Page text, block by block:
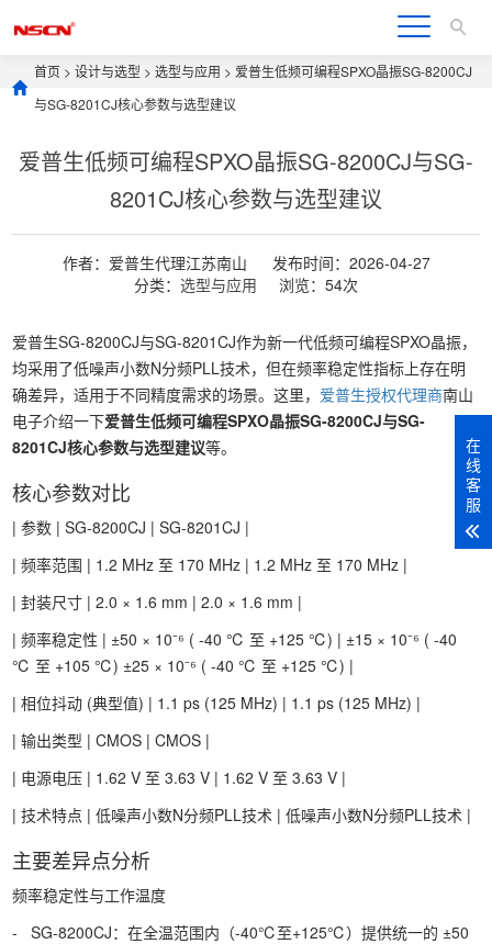
首页 >设计与选型 >选型与应用 > 爱普生低频可编程SPXO晶振SG-8200CJ
与SG-8201CJ核心参数与选型建议
爱普生低频可编程SPXO晶振SG-8200CJ与SG-
8201CJ核心参数与选型建议
作者：爱普生代理江苏南山
发布时间：2026-04-27
分类： 选型与应用 浏览：54次
爱普生SG-8200CJ与SG-8201CJ作为新一代低频可编程SPXO晶振，
均采用了低噪声小数N分频PLL技术，但在频率稳定性指标上存在明
确差异，适用于不同精度需求的场景。这里， 爱普生授权代理商南山
电子介绍一下爱普生低频可编程SPXO晶振SG-8200CJ与SG-
8201CJ核心参数与选型建议等。
核心参数对比
| 参数 | SG-8200CJ | SG-8201CJ |
| 频率范围 | 1.2 MHz 至 170 MHz | 1.2 MHz 至 170 MHz |
| 封装尺寸 | 2.0 × 1.6 mm | 2.0 × 1.6 mm |
| 频率稳定性 | ±50 × 10⁻⁶ ( -40 ℃ 至 +125 ℃) | ±15 × 10⁻⁶ ( -40
℃ 至 +105 ℃) ±25 × 10⁻⁶ ( -40 ℃ 至 +125 ℃) |
| 相位抖动 (典型值) | 1.1 ps (125 MHz) | 1.1 ps (125 MHz) |
| 输出类型 | CMOS | CMOS |
| 电源电压 | 1.62 V 至 3.63 V | 1.62 V 至 3.63 V |
| 技术特点 | 低噪声小数N分频PLL技术 | 低噪声小数N分频PLL技术 |
主要差异点分析
频率稳定性与工作温度
- SG-8200CJ：在全温范围内（-40℃至+125℃）提供统一的 ±50
在
线
客
服